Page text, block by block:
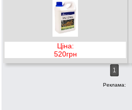
Ціна:
520грн
1
Реклама: